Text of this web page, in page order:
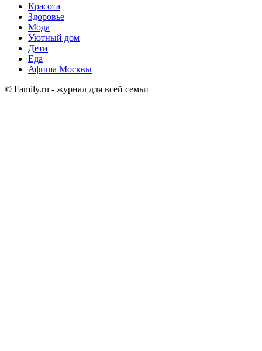
Красота
Здоровье
Мода
Уютный дом
Дети
Еда
Афиша Москвы
© Family.ru - журнал для всей семьи